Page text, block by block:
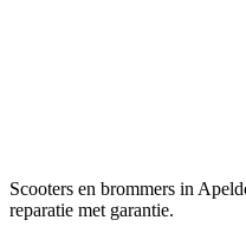
Scooters en brommers in
reparatie met garantie.